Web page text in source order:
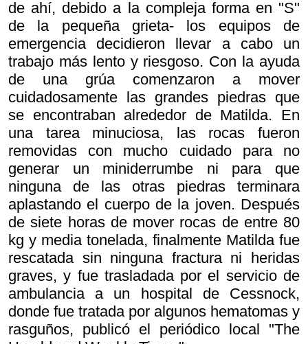
de ahí, debido a la compleja forma en "S"
de la pequeña grieta- los equipos de
emergencia decidieron llevar a cabo un
trabajo más lento y riesgoso. Con la ayuda
de una grúa comenzaron a mover
cuidadosamente las grandes piedras que
se encontraban alrededor de Matilda. En
una tarea minuciosa, las rocas fueron
removidas con mucho cuidado para no
generar un miniderrumbe ni para que
ninguna de las otras piedras terminara
aplastando el cuerpo de la joven. Después
de siete horas de mover rocas de entre 80
kg y media tonelada, finalmente Matilda fue
rescatada sin ninguna fractura ni heridas
graves, y fue trasladada por el servicio de
ambulancia a un hospital de Cessnock,
donde fue tratada por algunos hematomas y
rasguños, publicó el periódico local "The